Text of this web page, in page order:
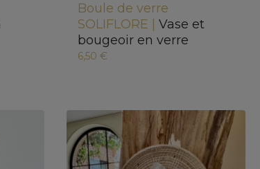
Boule de verre
SOLIFLORE |Vase et
bougeoir en verre
6,50 €